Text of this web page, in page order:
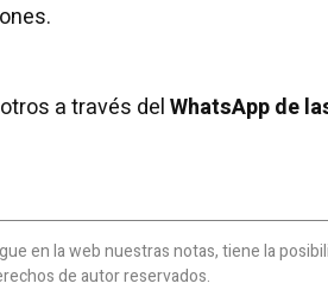
a través delWhatsApp de
en la web nuestras notas, tiene la
de autor reservados.